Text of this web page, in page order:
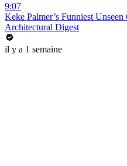
9:07
Keke Palmer’s Funniest
Architectural Digest
il y a 1 semaine